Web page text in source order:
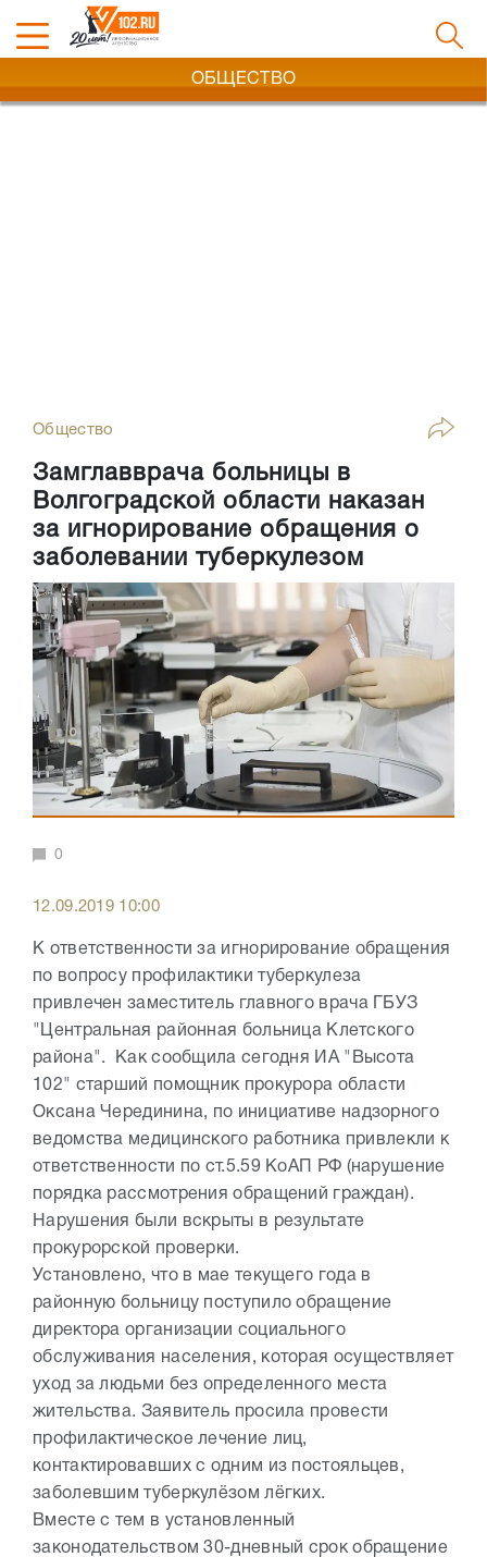
ОБЩЕСТВО
Общество
Замглавврача больницы в
Волгоградской области наказан
за игнорирование обращения о
заболевании туберкулезом
0
12.09.2019 10:00
К ответственности за игнорирование обращения
по вопросу профилактики туберкулеза
привлечен заместитель главного врача ГБУЗ
"Центральная районная больница Клетского
района". Как сообщила сегодня ИА "Высота
102" старший помощник прокурора области
Оксана Черединина, по инициативе надзорного
ведомства медицинского работника привлекли к
ответственности по ст.5.59 КоАП РФ (нарушение
порядка рассмотрения обращений граждан).
Нарушения были вскрыты в результате
прокурорской проверки.
Установлено, что в мае текущего года в
районную больницу поступило обращение
директора организации социального
обслуживания населения, которая осуществляет
уход за людьми без определенного места
жительства. Заявитель просила провести
профилактическое лечение лиц,
контактировавших с одним из постояльцев,
заболевшим туберкулёзом лёгких.
Вместе с тем в установленный
законодательством 30-дневный срок обращение